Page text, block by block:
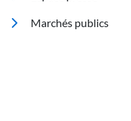
Marchés publics